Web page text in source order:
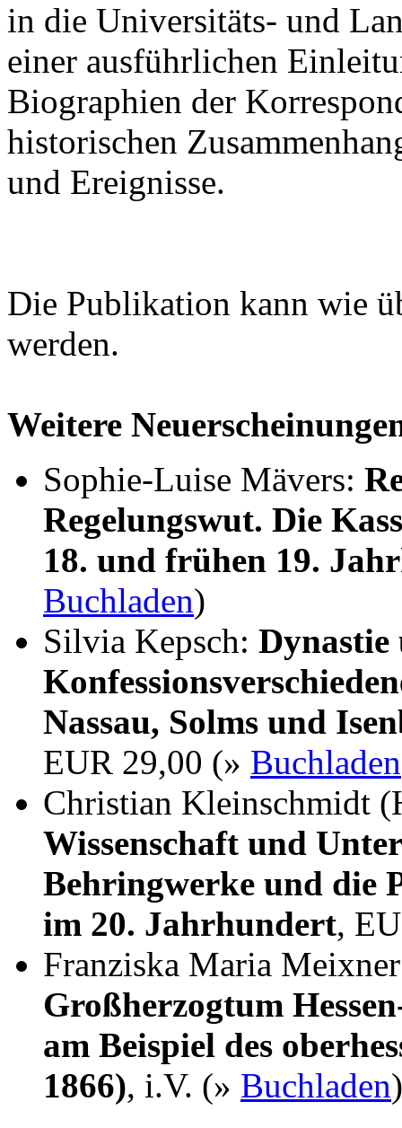
in die Universitäts- und
einer ausführlichen
Biographien der
historischen
und Ereignisse.
Die Publikation kann wie
werden.
Weitere
Sophie-Luise Mävers:
Regelungswut. Die
18. und frühen 19.
Buchladen)
Silvia Kepsch: Dynastie
Nassau, Solms und
EUR 29,00 (» Buchladen
Christian Kleinschmidt
Wissenschaft und
Behringwerke und die
im 20. Jahrhundert,
Franziska Maria
Großherzogtum
am Beispiel des
1866), i.V. (» Buchladen)